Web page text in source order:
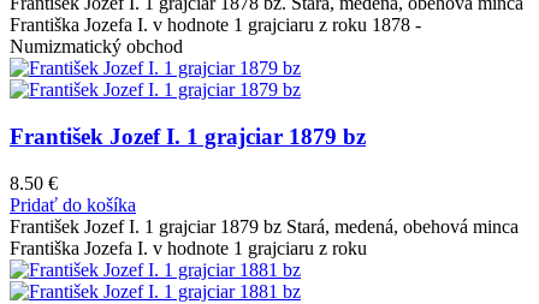
Františka Jozefa I. v hodnote 1 grajciaru z roku 1878 -
Numizmatický obchod
František Jozef I. 1 grajciar 1879 bz
8.50 €
Pridať do košíka
František Jozef I. 1 grajciar 1879 bz Stará, medená, obehová minca
Františka Jozefa I. v hodnote 1 grajciaru z roku